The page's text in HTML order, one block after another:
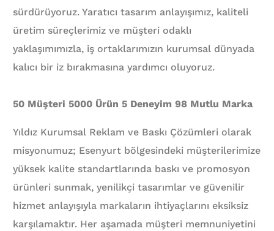
sürdürüyoruz. Yaratıcı tasarım anlayışımız, kaliteli
üretim süreçlerimiz ve müşteri odaklı
yaklaşımımızla, iş ortaklarımızın kurumsal dünyada
kalıcı bir iz bırakmasına yardımcı oluyoruz.
50 Müşteri 5000 Ürün 5 Deneyim 98 Mutlu Marka
Yıldız Kurumsal Reklam ve Baskı Çözümleri olarak
misyonumuz; Esenyurt bölgesindeki müşterilerimize
yüksek kalite standartlarında baskı ve promosyon
ürünleri sunmak, yenilikçi tasarımlar ve güvenilir
hizmet anlayışıyla markaların ihtiyaçlarını eksiksiz
karşılamaktır. Her aşamada müşteri memnuniyetini